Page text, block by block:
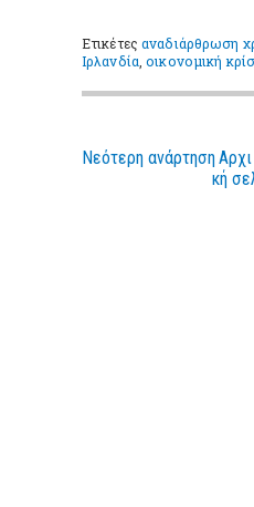
Ετικέτεςαναδιάρθρωση
Ιρλανδία ,οικονομική
Νεότερη ανάρτησηΑρχι
κή